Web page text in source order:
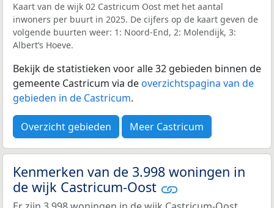
Kaart van de wijk 02 Castricum Oost met het aantal
inwoners per buurt in 2025. De cijfers op de kaart geven de
volgende buurten weer: 1: Noord-End, 2: Molendijk, 3:
Albert’s Hoeve.
Bekijk de statistieken voor alle 32 gebieden binnen de
gemeente Castricum via deoverzichtspagina van de
gebieden in de Castricum.
Overzicht gebieden Meer Castricum
Kenmerken van de 3.998 woningen in
de wijk Castricum-Oost